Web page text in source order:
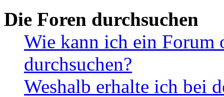
Die Foren durchsuchen
Wie kann ich ein Forum
durchsuchen?
Weshalb erhalte ich bei